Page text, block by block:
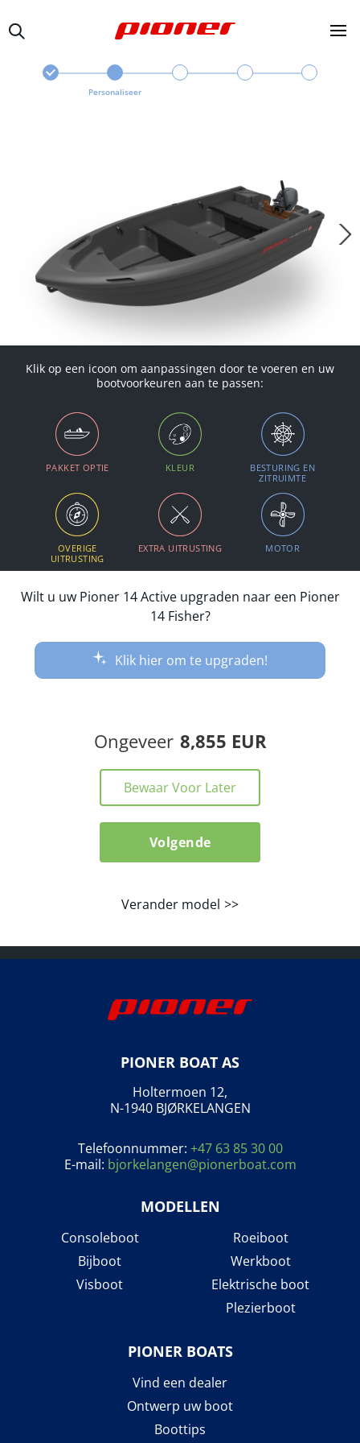
Personaliseer
Klik op een icoon om aanpassingen door te voeren en uw
bootvoorkeuren aan te passen:
PAKKET OPTIE KLEUR
BESTURING EN
ZITRUIMTE
OVERIGE
UITRUSTING
EXTRA UITRUSTING MOTOR
Wilt u uw Pioner 14 Active upgraden naar een Pioner
14 Fisher?
Klik hier om te upgraden!
Ongeveer 8,855 EUR
Bewaar Voor Later
Volgende
Verander model
PIONER BOAT AS
Holtermoen 12,
N-1940 BJØRKELANGEN
Telefoonnummer: +47 63 85 30 00
E-mail: bjorkelangen@pionerboat.com
MODELLEN
Consoleboot
Bijboot
Visboot
Roeiboot
Werkboot
Elektrische boot
Plezierboot
PIONER BOATS
Vind een dealer
Ontwerp uw boot
Boottips